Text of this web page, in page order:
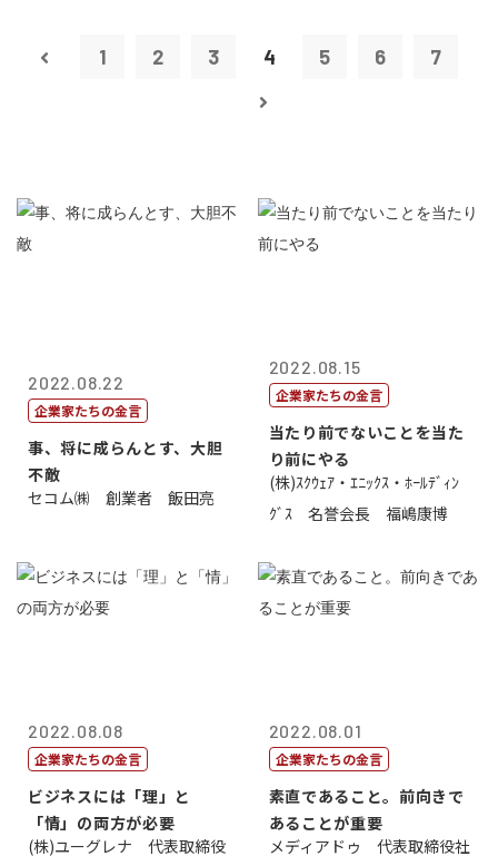
1 2 3 4 5 6 7
2022.08.22
企業家たちの金言
事、将に成らんとす、大胆
不敵
セコム㈱ 創業者 飯田亮
2022.08.15
企業家たちの金言
当たり前でないことを当た
り前にやる
(株)ｽｸｳｪｱ・ｴﾆｯｸｽ・ﾎｰﾙﾃﾞｨﾝ
ｸﾞｽ 名誉会長 福嶋康博
2022.08.08
企業家たちの金言
ビジネスには「理」と
「情」の両方が必要
(株)ユーグレナ 代表取締役
2022.08.01
企業家たちの金言
素直であること。前向きで
あることが重要
メディアドゥ 代表取締役社